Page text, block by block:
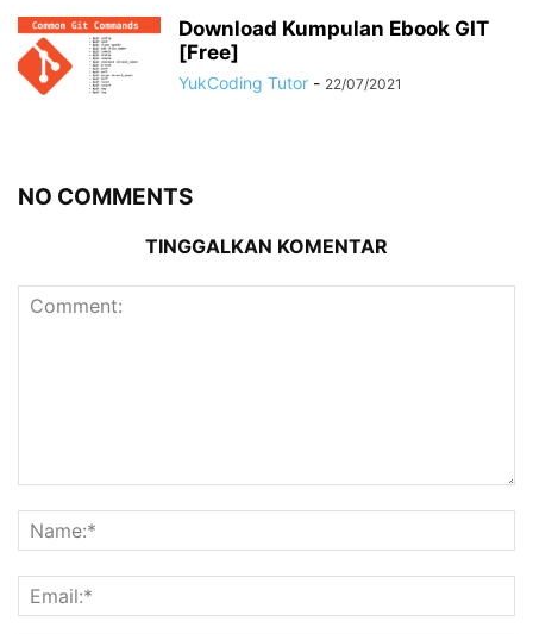
Download Kumpulan Ebook GIT
[Free]
YukCoding Tutor - 22/07/2021
NO COMMENTS
TINGGALKAN KOMENTAR